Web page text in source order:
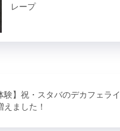
レープ
験】祝・スタバのデカフェライ
えました！